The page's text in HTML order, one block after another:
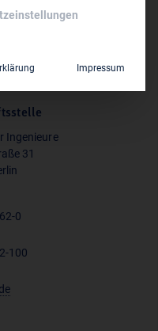
Ingenieure
31
0
100
Impressum